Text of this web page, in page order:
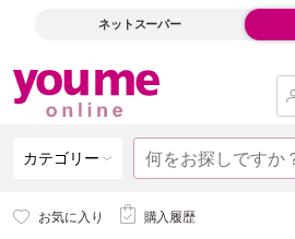
ネットスーパー
カテゴリー
お気に入り 購入履歴